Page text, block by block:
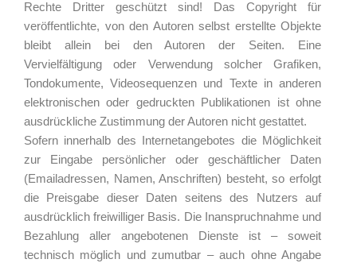
Rechte Dritter geschützt sind! Das Copyright für
veröffentlichte, von den Autoren selbst erstellte Objekte
bleibt allein bei den Autoren der Seiten. Eine
Vervielfältigung oder Verwendung solcher Grafiken,
Tondokumente, Videosequenzen und Texte in anderen
elektronischen oder gedruckten Publikationen ist ohne
ausdrückliche Zustimmung der Autoren nicht gestattet.
Sofern innerhalb des Internetangebotes die Möglichkeit
zur Eingabe persönlicher oder geschäftlicher Daten
(Emailadressen, Namen, Anschriften) besteht, so erfolgt
die Preisgabe dieser Daten seitens des Nutzers auf
ausdrücklich freiwilliger Basis. Die Inanspruchnahme und
Bezahlung aller angebotenen Dienste ist – soweit
technisch möglich und zumutbar – auch ohne Angabe